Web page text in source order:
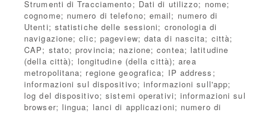
Strumenti di Tracciamento; Dati di utilizzo; nome;
cognome; numero di telefono; email; numero di
Utenti; statistiche delle sessioni; cronologia di
navigazione; clic; pageview; data di nascita; città;
CAP; stato; provincia; nazione; contea; latitudine
(della città); longitudine (della città); area
metropolitana; regione geografica; IP address;
informazioni sul dispositivo; informazioni sull'app;
log del dispositivo; sistemi operativi; informazioni sul
browser; lingua; lanci di applicazioni; numero di